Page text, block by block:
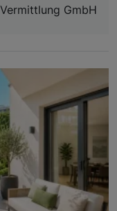
GmbH